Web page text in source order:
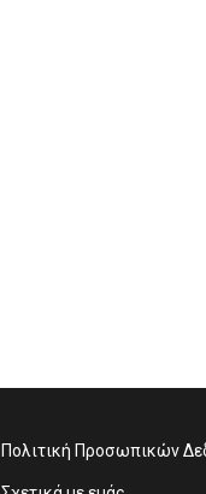
Πολιτική Προσωπικών